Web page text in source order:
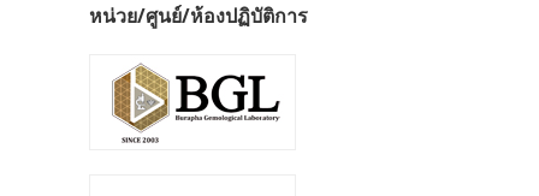
หน่วย/ศูนย์/ห้องปฏิบัติการ